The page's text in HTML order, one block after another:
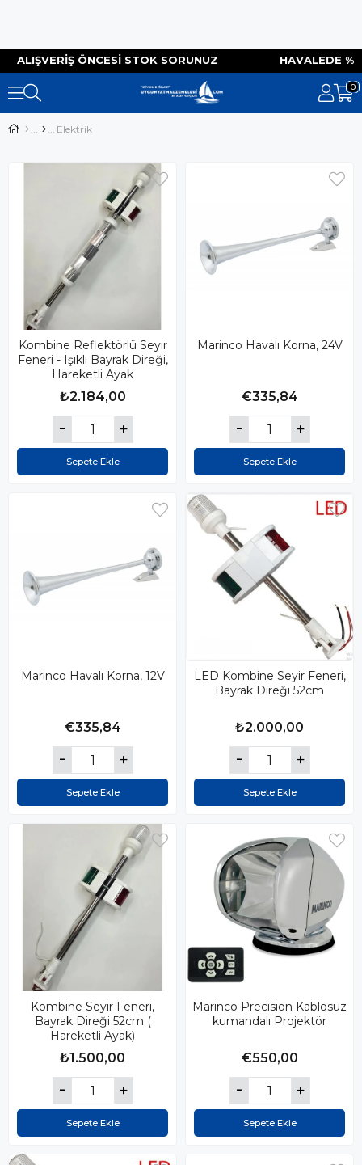
ALIŞVERIŞ ÖNCESI STOK SORUNUZ
0
Elektrik
Kombine Reflektörlü Seyir
Feneri - Işıklı Bayrak Direği,
Hareketli Ayak
₺2.184,00
Sepete Ekle
Marinco Havalı Korna, 24V
€335,84
Sepete Ekle
Marinco Havalı Korna, 12V
€335,84
Sepete Ekle
LED Kombine Seyir Feneri,
Bayrak Direği 52cm
₺2.000,00
Sepete Ekle
Kombine Seyir Feneri,
Bayrak Direği 52cm (
Hareketli Ayak)
₺1.500,00
Sepete Ekle
Marinco Precision Kablosuz
kumandalı Projektör
€550,00
Sepete Ekle